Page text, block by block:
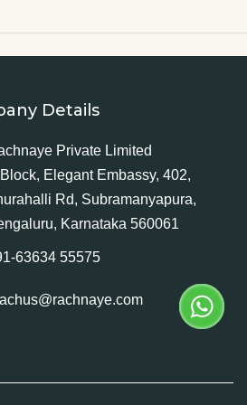
Details
Private Limited
Elegant Embassy, 402,
Rd, Subramanyapura,
Karnataka 560061
63634 55575